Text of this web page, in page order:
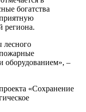
богатства
региона.
лесного
оборудованием», –
«Сохранение